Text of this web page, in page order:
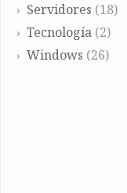
Servidores (18)
Tecnología (2)
Windows (26)